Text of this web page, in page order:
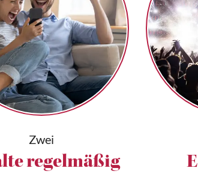
Zwei
regelmäßig